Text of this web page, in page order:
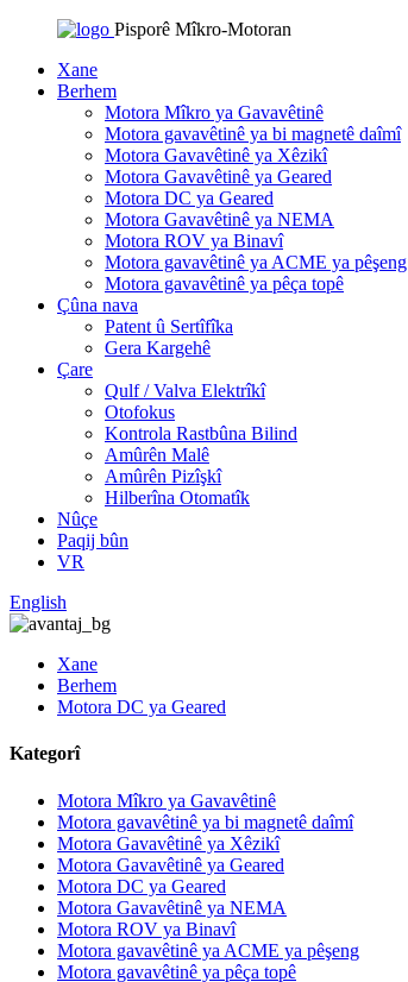
Pisporê Mîkro-Motoran
Xane
Berhem
Motora Mîkro ya Gavavêtinê
Motora gavavêtinê ya bi magnetê daîmî
Motora Gavavêtinê ya Xêzikî
Motora Gavavêtinê ya Geared
Motora DC ya Geared
Motora Gavavêtinê ya NEMA
Motora ROV ya Binavî
Motora gavavêtinê ya ACME ya pêşeng
Motora gavavêtinê ya pêça topê
Çûna nava
Patent û Sertîfîka
Gera Kargehê
Çare
Qulf / Valva Elektrîkî
Otofokus
Kontrola Rastbûna Bilind
Amûrên Malê
Amûrên Pizîşkî
Hilberîna Otomatîk
Nûçe
Paqij bûn
VR
English
Xane
Berhem
Motora DC ya Geared
Kategorî
Motora Mîkro ya Gavavêtinê
Motora gavavêtinê ya bi magnetê daîmî
Motora Gavavêtinê ya Xêzikî
Motora Gavavêtinê ya Geared
Motora DC ya Geared
Motora Gavavêtinê ya NEMA
Motora ROV ya Binavî
Motora gavavêtinê ya ACME ya pêşeng
Motora gavavêtinê ya pêça topê